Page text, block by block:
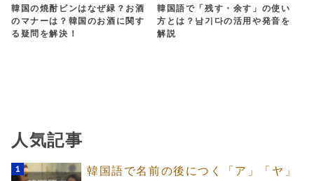
韓国の焼酎ビンはなぜ緑？お酒
のマナーは？韓国のお酒に関す
る疑問を解決！
韓国語で「残す・余す」の使い
方とは？남기다の活用や発音を
解説
人気記事
韓国語で名前の後につく「ア」「ヤ」